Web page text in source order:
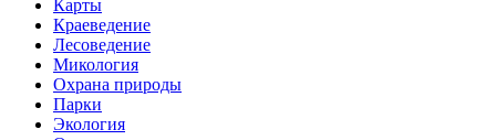
Карты
Краеведение
Лесоведение
Микология
Охрана природы
Парки
Экология